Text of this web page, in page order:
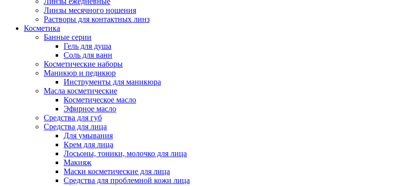
Линзы месячного ношения
Растворы для контактных линз
Косметика
Банные серии
Гель для душа
Соль для ванн
Косметические наборы
Маникюр и педикюр
Инструменты для маникюра
Масла косметические
Косметическое масло
Эфирное масло
Средства для губ
Средства для лица
Для умывания
Крем для лица
Лосьоны, тоники, молочко для лица
Макияж
Маски косметические для лица
Средства для проблемной кожи лица